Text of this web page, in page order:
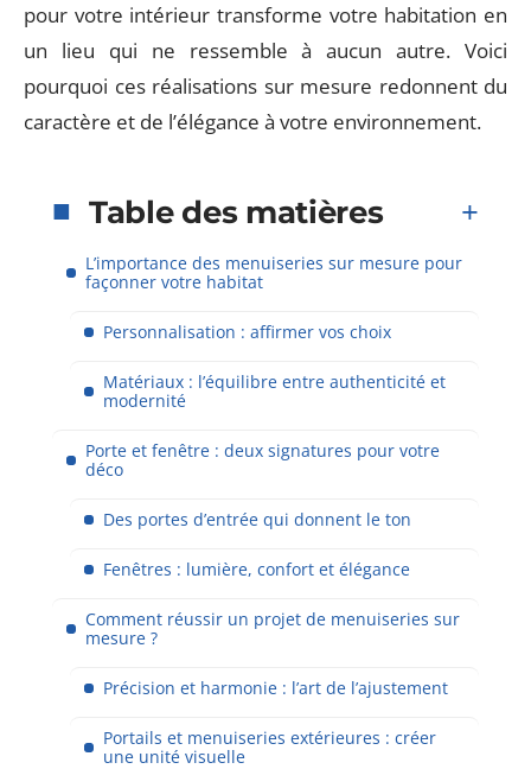
pour votre intérieur transforme votre habitation en
un lieu qui ne ressemble à aucun autre. Voici
pourquoi ces réalisations sur mesure redonnent du
caractère et de l’élégance à votre environnement.
Table des matières
L’importance des menuiseries sur mesure pour
façonner votre habitat
Personnalisation : affirmer vos choix
Matériaux : l’équilibre entre authenticité et
modernité
Porte et fenêtre : deux signatures pour votre
déco
Des portes d’entrée qui donnent le ton
Fenêtres : lumière, confort et élégance
Comment réussir un projet de menuiseries sur
mesure ?
Précision et harmonie : l’art de l’ajustement
Portails et menuiseries extérieures : créer
une unité visuelle